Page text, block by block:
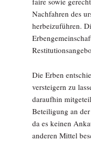
Nachfahren des
herbeizuführen.
Die Erben
versteigern zu
daraufhin
Beteiligung an
da es keinen
anderen Mittel